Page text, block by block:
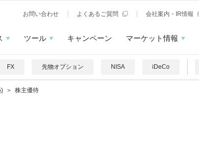
お問い合わせ よくあるご質問 会社案内・IR情報
ツール キャンペーン マーケット情報
FX 先物オプション NISA iDeCo
株主優待